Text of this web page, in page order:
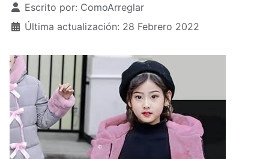
Detalles
Escrito por: ComoArreglar
Última actualización: 28 Febrero 2022